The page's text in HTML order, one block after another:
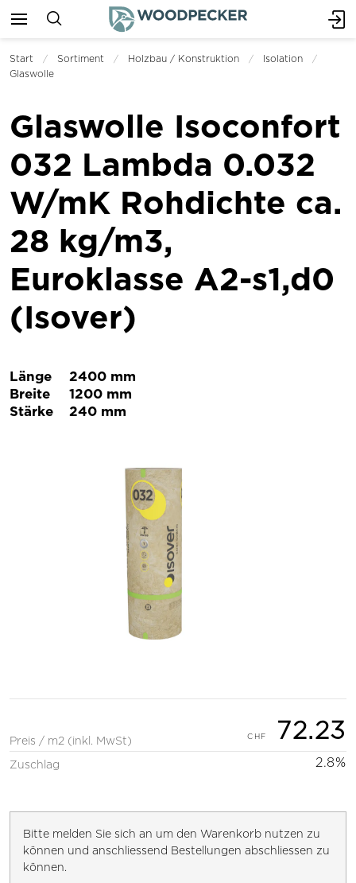
Start Sortiment Holzbau / Konstruktion
Isolation
Glaswolle
Glaswolle Isoconfort
032 Lambda 0.032
W/mK Rohdichte ca.
28 kg/m3,
Euroklasse A2-s1,d0
(Isover)
Länge
2400 mm
Breite
1200 mm
Stärke
240 mm
Preis / m2 (inkl. MwSt) 72.23
Zuschlag 2.8%
Bitte melden Sie sich an um den Warenkorb nutzen zu
können und anschliessend Bestellungen abschliessen zu
können.